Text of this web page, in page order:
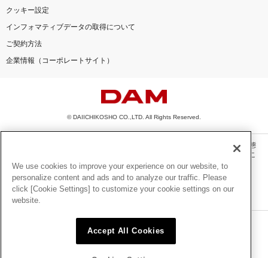
クッキー設定
インフォマティブデータの取得について
ご契約方法
企業情報（コーポレートサイト）
© DAIICHIKOSHO CO.,LTD. All Rights Reserved.
このサイトに掲載されている一切の文章・画像・写真・動画・音声等を、手段や形態
を問わず、著作権法の定める範囲を超えて無断で複製、転載、ファイル化などするこ
とを禁じます。
楽曲及びコンテンツは、機種によりご利用いただけない場合があります。
楽曲及びコンテンツの配信日、配信内容が変更になる場合があります。
楽曲によりMYリスト保存ができない場合があります。
6602250213Y31015 6602250112Y38026 6602250240Y31015
6602250241Y45122
We use cookies to improve your experience on our website, to
personalize content and ads and to analyze our traffic. Please
click [Cookie Settings] to customize your cookie settings on our
website.
Accept All Cookies